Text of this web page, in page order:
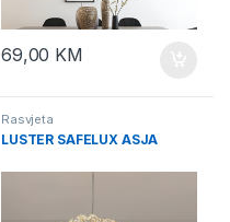
69,00 KM
Rasvjeta
LUSTER SAFELUX ASJA